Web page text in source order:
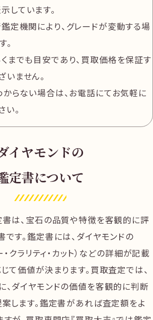
しています。
定機関により、グレードが変動する場
。
までも目安であり、買取価格を保証す
いません。
らない場合は、お電話にてお気軽に
い。
イヤモンドの
定書について
書は、宝石の品質や特徴を客観的に評
す。鑑定書には、ダイヤモンドの
・クラリティ・カット）などの詳細が記載
て価値が決まります。買取査定では、
、ダイヤモンドの価値を客観的に判断
します。鑑定書があれば査定額をよ